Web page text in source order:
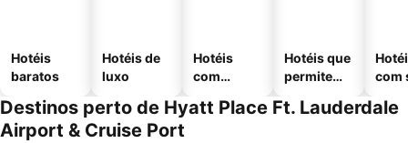
Hotéis
baratos
Hotéis de
luxo
Hotéis
com
Hotéis que
permitem
com
Destinos perto de Hyatt Place Ft. Lauderdale
Airport & Cruise Port